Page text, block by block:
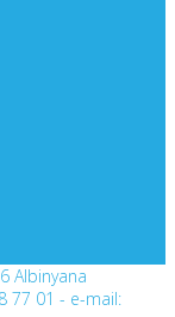
Albinyana
77 01 - e-mail: